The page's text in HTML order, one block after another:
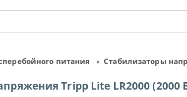
питания » Стабилизаторы
Tripp Lite LR2000 (2000